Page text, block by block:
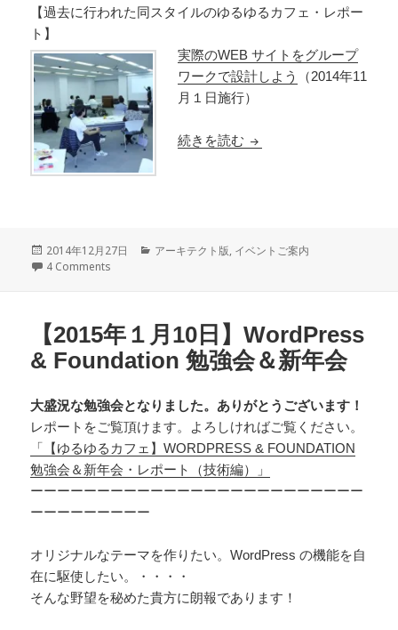
【過去に行われた同スタイルのゆるゆるカフェ・レポー
ト】
実際のWEB サイトをグループ
ワークで設計しよう
（2014年11
月１日施行）
続きを読む 【2015年1月31日｜西
投
稿
2014年12月27日
カ
アーキテクト版, イベントご案内
4 Comments
【2015年１月10日】WordPress
& Foundation 勉強会＆新年会
大盛況な勉強会となりました。ありがとうございます！
レポートをご覧頂けます。よろしければご覧ください。
「【ゆるゆるカフェ】WORDPRESS & FOUNDATION
勉強会＆新年会・レポート（技術編）」
ーーーーーーーーーーーーーーーーーーーーーーーーー
ーーーーーーーーー
オリジナルなテーマを作りたい。WordPress の機能を自
在に駆使したい。・・・・
そんな野望を秘めた貴方に朗報であります！